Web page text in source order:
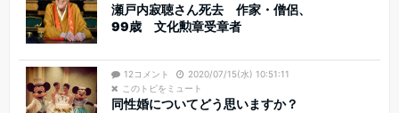
瀬戸内寂聴さん死去 作家・僧侶、
99歳 文化勲章受章者
12コメント
2020/07/15(水) 10:51:11
このトピをミュート
同性婚についてどう思いますか？